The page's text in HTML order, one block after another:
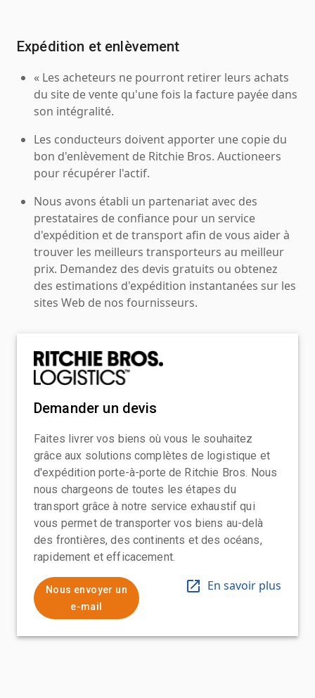
Expédition et enlèvement
« Les acheteurs ne pourront retirer leurs achats
du site de vente qu'une fois la facture payée dans
son intégralité.
Les conducteurs doivent apporter une copie du
bon d'enlèvement de Ritchie Bros. Auctioneers
pour récupérer l'actif.
Nous avons établi un partenariat avec des
prestataires de confiance pour un service
d'expédition et de transport afin de vous aider à
trouver les meilleurs transporteurs au meilleur
prix. Demandez des devis gratuits ou obtenez
des estimations d'expédition instantanées sur les
sites Web de nos fournisseurs.
Demander un devis
Faites livrer vos biens où vous le souhaitez
grâce aux solutions complètes de logistique et
d'expédition porte-à-porte de Ritchie Bros. Nous
nous chargeons de toutes les étapes du
transport grâce à notre service exhaustif qui
vous permet de transporter vos biens au-delà
des frontières, des continents et des océans,
rapidement et efficacement.
Nous envoyer un
e-mail
En savoir plus